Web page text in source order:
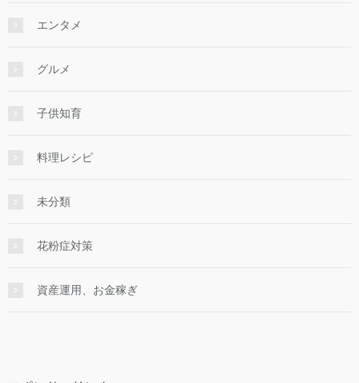
エンタメ
グルメ
子供知育
料理レシピ
未分類
花粉症対策
資産運用、お金稼ぎ